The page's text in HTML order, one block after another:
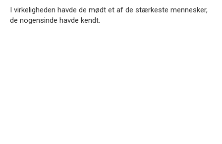
I virkeligheden havde de mødt et af de stærkeste mennesker,
de nogensinde havde kendt.